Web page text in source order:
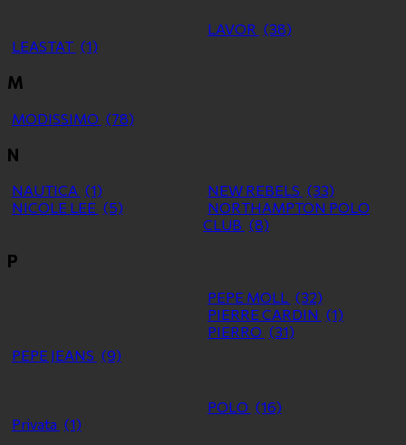
LAVOR (38)
LEASTAT (1)
M
MODISSIMO (78)
N
NAUTICA (1) NEW REBELS (33)
NICOLE LEE (5)
NORTHAMPTON POLO
CLUB (8)
P
PEPE JEANS (9)
PEPE MOLL
(32)
PIERRE CARDIN (1)
PIERRO (31)
POLO (16)
Privata (1)